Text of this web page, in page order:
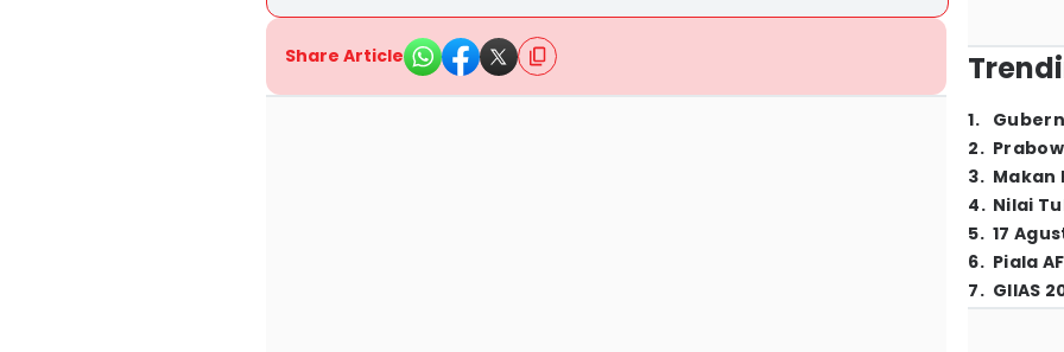
Share Article
1.
2.
3. Makan
4. Nilai
5. 17
6. Piala
7. GIIAS